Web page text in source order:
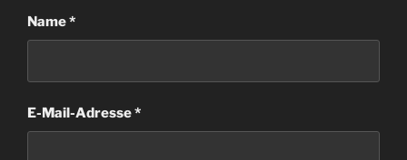
Name*
E-Mail-Adresse*